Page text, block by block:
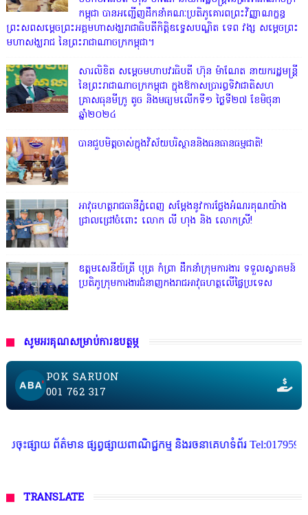
កម្ពុជា បានអញ្ជើញដឹកនាំគណៈប្រតិភូគោរពព្រះវិញ្ញាណក្ខន្ធ
ព្រះសពសម្តេចព្រះអគ្គមហាសង្ឃរាជាធិបតីកិត្តិឧទ្ទេសបណ្ឌិត ទេព វង្ស សម្តេចព្រះ
មហាសង្ឃរាជ នៃព្រះរាជាណាចក្រកម្ពុជា។
សារលិខិត សម្តេចមហាបវរធិបតី ហ៊ុន ម៉ាណែត នាយករដ្ឋមន្ត្រី
នៃព្រះរាជាណាចក្រកម្ពុជា ក្នុងឱកាសប្រារព្ធទិវាជាតិសហ
គ្រាសធុនមីក្រូ តូច និងមធ្យមលើកទី១ ថ្ងៃទី២៧ ខែមិថុនា
ឆ្នាំ២០២៤
បានជួបមិត្តចាស់ក្នុងវិស័យបរិស្ថាននិងធនធានធម្មជាតិ!
អាវុធហត្ថរាជធានីភ្នំពេញ សម្តែងនូវការថ្លែងអំណរគុណយ៉ាង
ជ្រាលជ្រៅចំពោះ លោក លី ហុង និង លោកស្រី!
ឧត្តមសេនីយ៍ត្រី បុត្រ កំព្រា ដឹកនាំក្រុមការងារ ទទួលស្វាគមន៍
ប្រតិភូក្រុមការងារជំនាញកងរាជអាវុធហត្ថលើផ្ទៃប្រទេស
សូមអរគុណសម្រាប់ការឧបត្ថម្ភ
POK SARUON
001 762 317
ាណិជ្ជកម្ម និងរចនាគេហទំព័រ Tel:017959101
TRANSLATE